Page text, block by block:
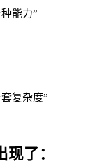
能力”
复杂度”
了：